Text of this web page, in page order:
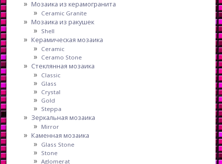
Мозаика из керамогранита
Ceramic Granite
Мозаика из ракушек
Shell
Керамическая мозаика
Ceramic
Ceramo Stone
Стеклянная мозаика
Classic
Glass
Crystal
Gold
Steppa
Зеркальная мозаика
Mirror
Каменная мозаика
Glass Stone
Stone
Aglomerat